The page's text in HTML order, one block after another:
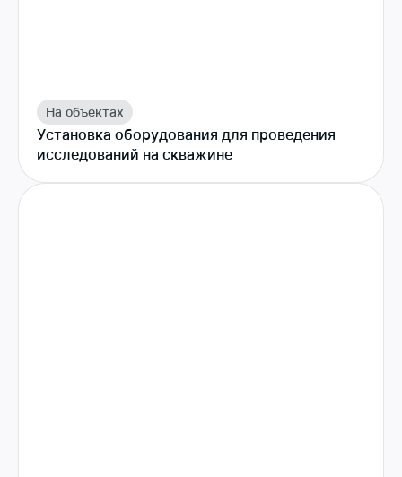
На объектах
Установка оборудования для проведения
исследований на скважине